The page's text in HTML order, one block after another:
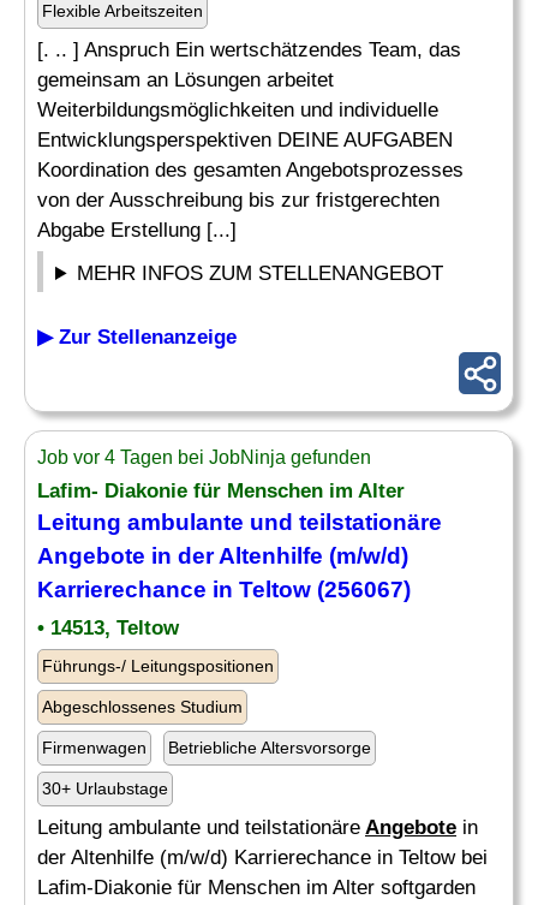
Flexible Arbeitszeiten
[. .. ] Anspruch Ein wertschätzendes Team, das
gemeinsam an Lösungen arbeitet
Weiterbildungsmöglichkeiten und individuelle
Entwicklungsperspektiven DEINE AUFGABEN
Koordination des gesamten Angebotsprozesses
von der Ausschreibung bis zur fristgerechten
Abgabe Erstellung [...]
MEHR INFOS ZUM STELLENANGEBOT
▶ Zur Stellenanzeige
Job vor 4 Tagen bei JobNinja gefunden
Lafim- Diakonie für Menschen im Alter
Leitung ambulante und teilstationäre
Angebote in der Altenhilfe (m/w/d)
Karrierechance in Teltow (256067)
• 14513, Teltow
Führungs-/ Leitungspositionen
Abgeschlossenes Studium
Firmenwagen Betriebliche Altersvorsorge
30+ Urlaubstage
Leitung ambulante und teilstationäre Angebote in
der Altenhilfe (m/w/d) Karrierechance in Teltow bei
Lafim-Diakonie für Menschen im Alter softgarden